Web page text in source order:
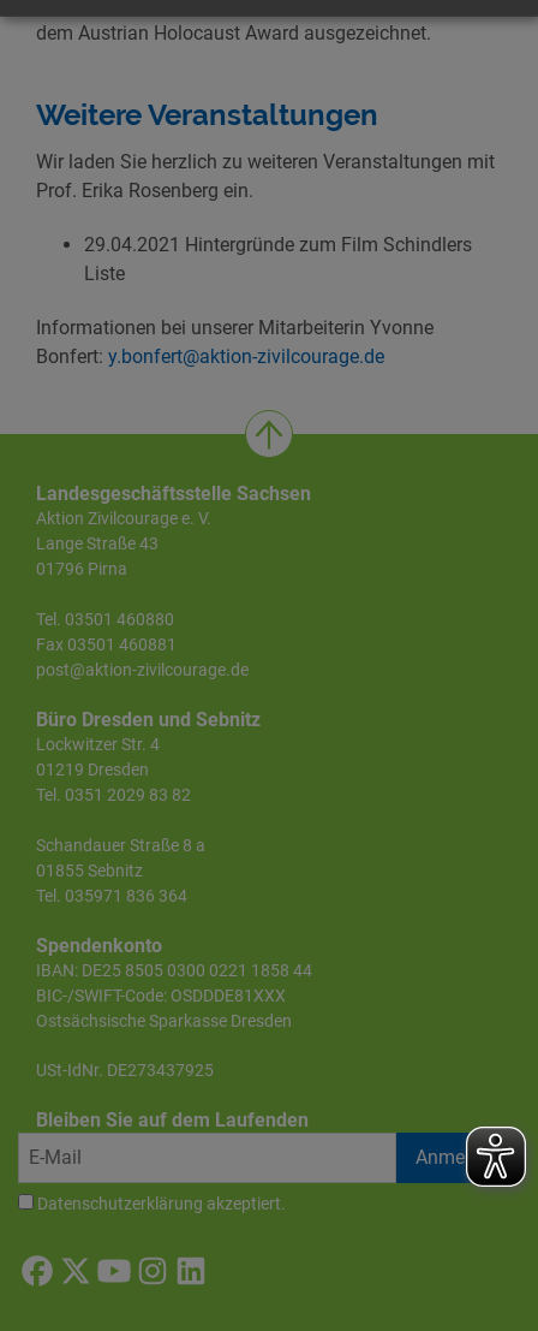
dem Austrian Holocaust Award ausgezeichnet.
Weitere Veranstaltungen
Wir laden Sie herzlich zu weiteren Veranstaltungen mit
Prof. Erika Rosenberg ein.
29.04.2021 Hintergründe zum Film Schindlers
Liste
Informationen bei unserer Mitarbeiterin Yvonne
Bonfert: y.bonfert@aktion-zivilcourage.de
Landesgeschäftsstelle Sachsen
Aktion Zivilcourage e. V.
Lange Straße 43
01796 Pirna
Tel. 03501 460880
Fax 03501 460881
post@aktion-zivilcourage.de
Büro Dresden und Sebnitz
Lockwitzer Str. 4
01219 Dresden
Tel. 0351 2029 83 82
Schandauer Straße 8 a
01855 Sebnitz
Tel. 035971 836 364
Spendenkonto
IBAN: DE25 8505 0300 0221 1858 44
BIC-/SWIFT-Code: OSDDDE81XXX
Ostsächsische Sparkasse Dresden
USt-IdNr. DE273437925
Bleiben Sie auf dem Laufenden
Datenschutzerklärung akzeptiert.